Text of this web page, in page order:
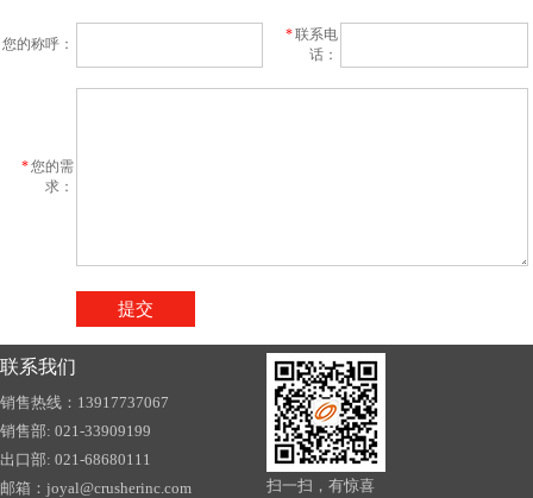
联系我们
销售热线：13917737067
销售部: 021-33909199
出口部: 021-68680111
邮箱：joyal@crusherinc.com
扫一扫，有惊喜